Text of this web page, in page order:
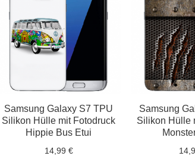
Samsung Galaxy S7 TPU
Silikon Hülle mit Fotodruck
Hippie Bus Etui
14,99 €
Samsung
Silikon Hülle